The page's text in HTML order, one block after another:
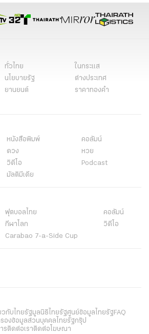
ทั่วไทย
ในกระแส
นโยบายรัฐ
ต่างประเทศ
ยานยนต์
ราคาทองคำ
หนังสือพิมพ์
คอลัมน์
ดวง
หวย
วิดีโอ
Podcast
มัลติมีเดีย
ฟุตบอลไทย
คอลัมน์
กีฬาโลก
วิดีโอ
Carabao 7-a-Side Cup
วกับไทยรัฐมูลนิธิไทยรัฐศูนย์ข้อมูลไทยรัฐFAQ
องข้อมูลส่วนบุคคลไทยรัฐกรุ๊ป
รติดต่อเราติดต่อโฆษณา